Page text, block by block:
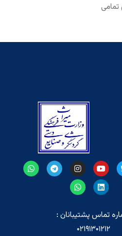
تماس پشتیبانان :
۰۲۱۹۱۳۰۱۲۱۲